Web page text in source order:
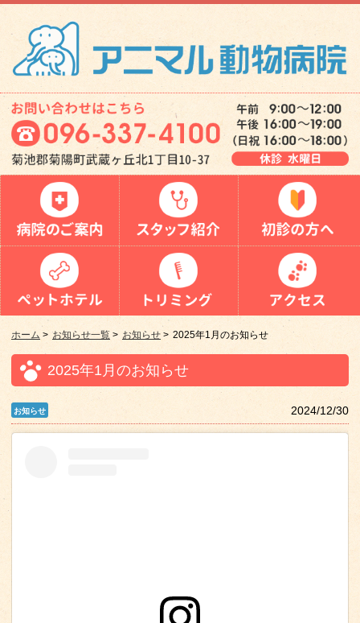
ホーム > お知らせ一覧 > お知らせ > 2025年1月のお知らせ
2025年1月のお知らせ
2024/12/30